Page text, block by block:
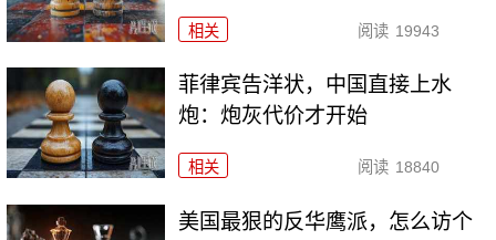
相关 阅读 19943
菲律宾告洋状，中国直接上水
炮：炮灰代价才开始
相关 阅读 18840
美国最狠的反华鹰派，怎么访个